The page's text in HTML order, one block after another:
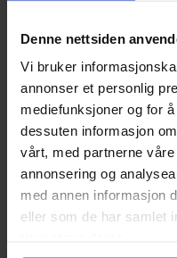
Denne nettsiden
Vi bruker
annonser et personlig
mediefunksjoner og for
dessuten informasjon
vårt, med partnerne
annonsering og
med annen informasjon
eller som de har samlet
Sølvkroken
MAGNETDUPPEN 12G
89kr